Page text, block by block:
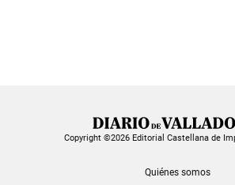
Copyright ©2026 Editorial Castellana de
Quiénes somos